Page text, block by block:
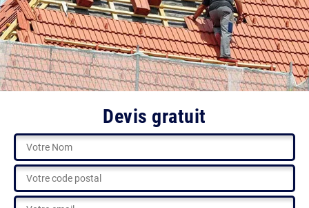
Devis gratuit